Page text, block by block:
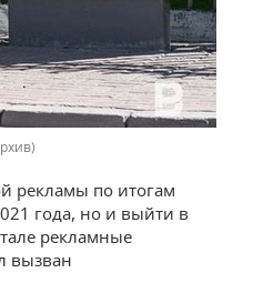
рекламы по итогам
года, но и выйти в
рекламные
вызван